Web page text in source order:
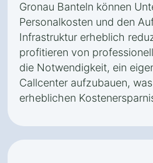
Gronau Banteln können
Personalkosten und den
Infrastruktur erheblich
profitieren von
die Notwendigkeit, ein
Callcenter aufzubauen,
erheblichen